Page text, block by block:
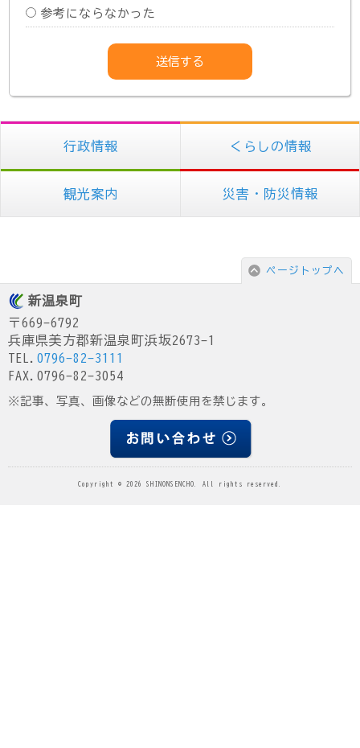
参考にならなかった
行政情報 くらしの情報
観光案内 災害・防災情報
ページトップへ
新温泉町
〒669-6792
兵庫県美方郡新温泉町浜坂2673-1
TEL. 0796-82-3111
FAX.0796-82-3054
※記事、写真、画像などの無断使用を禁じます。
Copyright © 2026 SHINONSENCHO. All rights reserved.